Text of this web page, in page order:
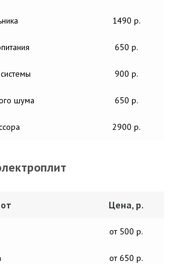
1490 р.
650 р.
900 р.
шума 650 р.
2900 р.
Цена, р.
от 500 р.
от 650 р.